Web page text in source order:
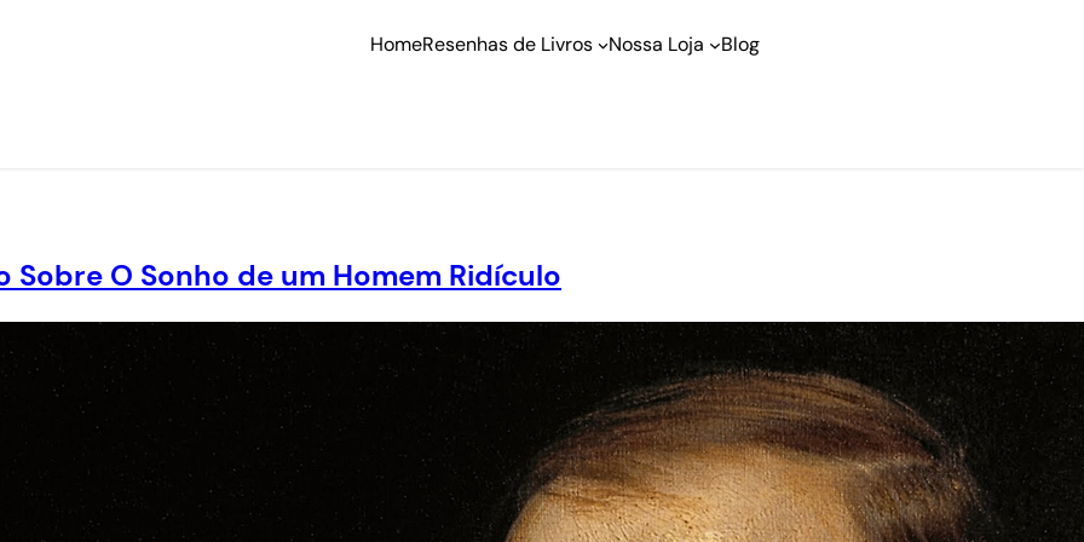
HomeResenhas de Livros Nossa Loja Blog
Sobre O Sonho de um Homem Ridículo